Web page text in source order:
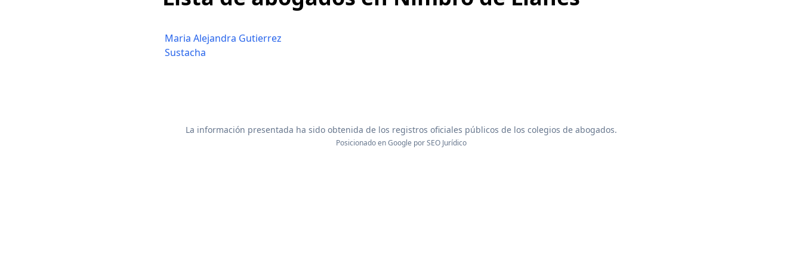
Maria Alejandra Gutierrez
Sustacha
La información presentada ha sido obtenida de los registros oficiales públicos de los colegios de abogados.
Posicionado en Google porSEO Jurídico